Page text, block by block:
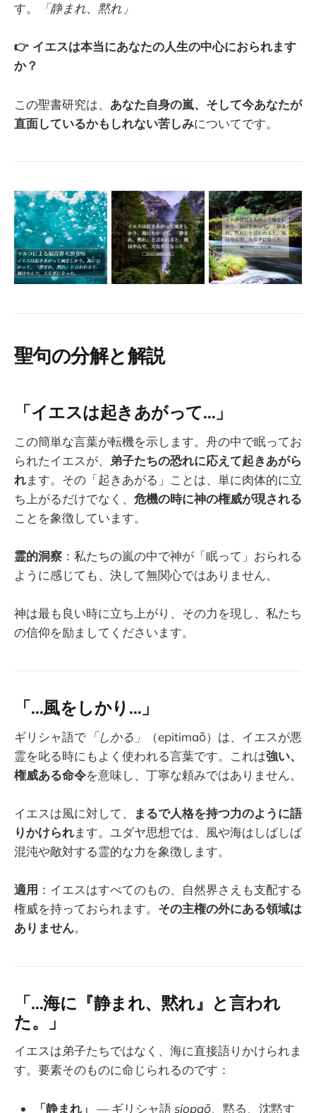
す。
「静まれ、黙れ」
👉 イエスは本当にあなたの人生の中心におられます
か？
この聖書研究は、 あなた自身の嵐、そして今あなたが
直面しているかもしれない苦しみについてです。
聖句の分解と解説
「イエスは起きあがって…」
この簡単な言葉が転機を示します。舟の中で眠ってお
られたイエスが、 弟子たちの恐れに応えて起きあがら
れます。その「起きあがる」ことは、単に肉体的に立
ち上がるだけでなく、 危機の時に神の権威が現される
ことを象徴しています。
霊的洞察 ：私たちの嵐の中で神が「眠って」おられる
ように感じても、決して無関心ではありません。
神は最も良い時に立ち上がり、その力を現し、私たち
の信仰を励ましてくださいます。
「…風をしかり…」
ギリシャ語で 「しかる」
（epitimaō）は、イエスが悪
霊を叱る時にもよく使われる言葉です。これは強い、
権威ある命令を意味し、丁寧な頼みではありません。
イエスは風に対して、
まるで人格を持つ力のように語
りかけられます。ユダヤ思想では、風や海はしばしば
混沌や敵対する霊的な力を象徴します。
適用 ：イエスはすべてのもの、自然界さえも支配する
権威を持っておられます。 その主権の外にある領域は
ありません。
「…海に『静まれ、黙れ』と言われ
た。」
イエスは弟子たちではなく、海に直接語りかけられま
す。要素そのものに命じられるのです：
「静まれ」 — ギリシャ語siopaō、黙る、沈黙す